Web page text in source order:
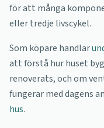
för att många
eller tredje livscykel.
Som köpare handlar
att förstå hur huset
renoverats, och om
fungerar med dagens
hus.